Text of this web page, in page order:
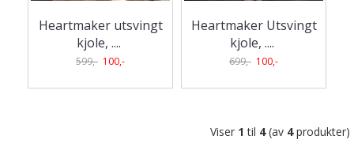
Heartmaker utsvingt
kjole, ....
599,- 100,-
Heartmaker Utsvingt
kjole, ....
699,- 100,-
Viser 1 til 4(av 4produkter)